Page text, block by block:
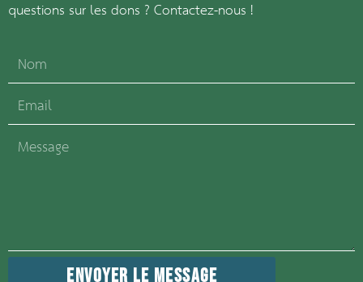
questions sur les dons ? Contactez-nous !
ENVOYER LE MESSAGE